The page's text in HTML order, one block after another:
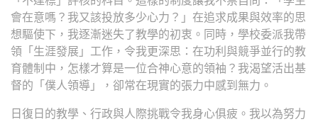
會在意嗎？我又該投放多少心力？」在追求成果與效率的思
想驅使下，我逐漸迷失了教學的初衷。同時，學校委派我帶
領「生涯發展」工作，令我更深思：在功利與競爭並行的教
育體制中，怎樣才算是一位合神心意的領袖？我渴望活出基
督的「僕人領導」，卻常在現實的張力中感到無力。
日復日的教學、行政與人際挑戰令我身心俱疲。我以為努力